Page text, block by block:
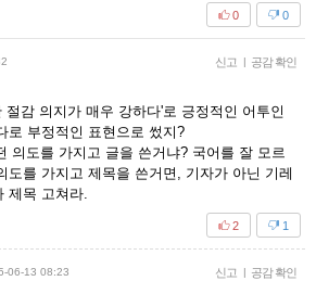
0
0
신고 | 공감 확인
감 의지가 매우 강하다'로 긍정적인 어투인
로 부정적인 표현으로 썼지?
의도를 가지고 글을 쓴거냐? 국어를 잘 모르
도를 가지고 제목을 쓴거면, 기자가 아닌 기레
제목 고쳐라.
1
2
06-13 08:23 신고 | 공감 확인